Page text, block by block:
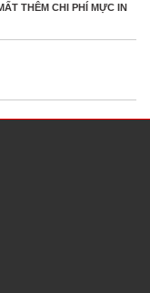
THÊM CHI PHÍ MỰC IN